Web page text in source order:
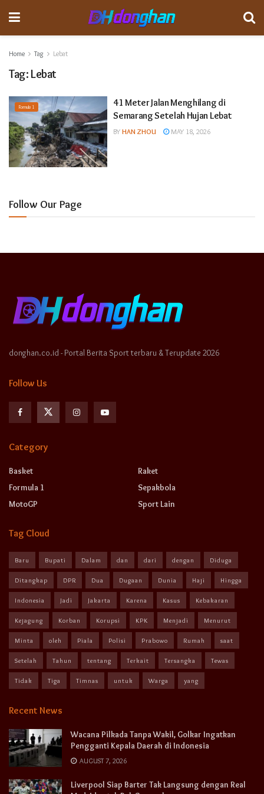
Home Tag Lebat
Tag: Lebat
Formula 1
41 Meter Jalan Menghilang di
Semarang Setelah Hujan Lebat
BY HAN ZHOU MAY 18, 2026
Follow Our Page
donghan.co.id - Portal Berita Sport terbaru & Terupdate 2026
Follow Us
Category
Basket
Formula 1
MotoGP
Raket
Sepakbola
Sport Lain
Tag Cloud
Baru Bupati Dalam dan dari dengan Diduga
Ditangkap DPR Dua Dugaan Dunia Haji Hingga
Indonesia Jadi Jakarta Karena Kasus Kebakaran
Kejagung Korban Korupsi KPK Menjadi Menurut
Minta oleh Piala Polisi Prabowo Rumah saat
Setelah Tahun tentang Terkait Tersangka Tewas
Tidak Tiga Timnas untuk Warga yang
Recent News
Wacana Pilkada Tanpa Wakil, Golkar Ingatkan
Pengganti Kepala Daerah di Indonesia
AUGUST 7, 2026
Liverpool Siap Barter Tak Langsung dengan Real